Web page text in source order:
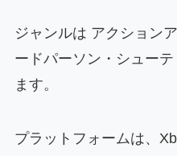
ジャンルは アクション
ードパーソン・シュー
ます。
プラットフォームは、